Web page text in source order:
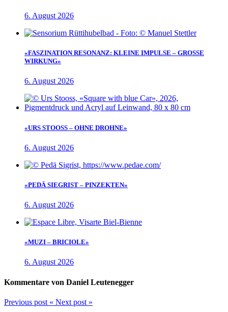
6. August 2026
«FASZINATION RESONANZ: KLEINE IMPULSE – GROSSE
WIRKUNG»
6. August 2026
«URS STOOSS – OHNE DROHNE»
6. August 2026
«PEDÄ SIEGRIST – PINZEKTEN»
6. August 2026
«MUZI – BRICIOLE»
6. August 2026
Kommentare von Daniel Leutenegger
Previous post « Next post »